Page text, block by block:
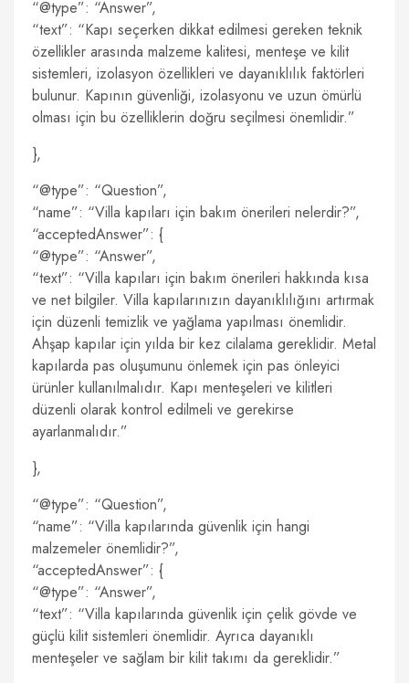
“@type”: “Answer”,
“text”: “Kapı seçerken dikkat edilmesi gereken teknik
özellikler arasında malzeme kalitesi, menteşe ve kilit
sistemleri, izolasyon özellikleri ve dayanıklılık faktörleri
bulunur. Kapının güvenliği, izolasyonu ve uzun ömürlü
olması için bu özelliklerin doğru seçilmesi önemlidir.”
},
“@type”: “Question”,
“name”: “Villa kapıları için bakım önerileri nelerdir?”,
“acceptedAnswer”: {
“@type”: “Answer”,
“text”: “Villa kapıları için bakım önerileri hakkında kısa
ve net bilgiler. Villa kapılarınızın dayanıklılığını artırmak
için düzenli temizlik ve yağlama yapılması önemlidir.
Ahşap kapılar için yılda bir kez cilalama gereklidir. Metal
kapılarda pas oluşumunu önlemek için pas önleyici
ürünler kullanılmalıdır. Kapı menteşeleri ve kilitleri
düzenli olarak kontrol edilmeli ve gerekirse
ayarlanmalıdır.”
},
“@type”: “Question”,
“name”: “Villa kapılarında güvenlik için hangi
malzemeler önemlidir?”,
“acceptedAnswer”: {
“@type”: “Answer”,
“text”: “Villa kapılarında güvenlik için çelik gövde ve
güçlü kilit sistemleri önemlidir. Ayrıca dayanıklı
menteşeler ve sağlam bir kilit takımı da gereklidir.”